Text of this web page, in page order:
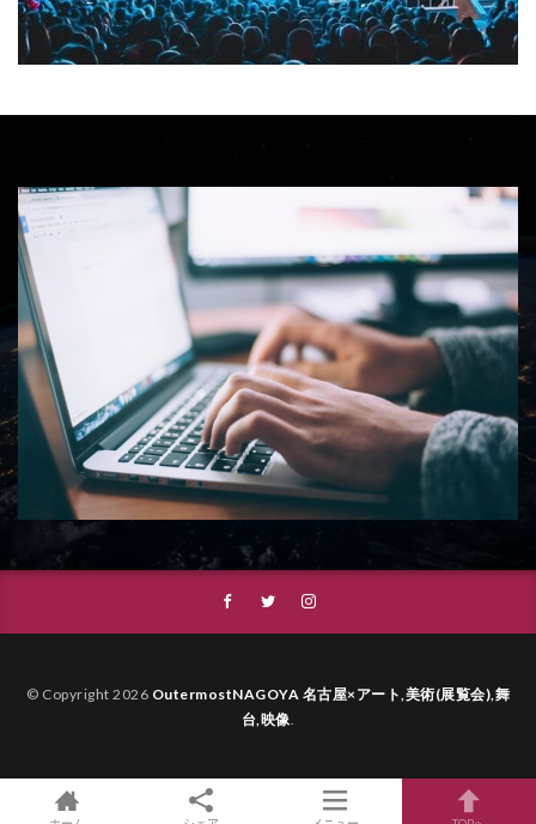
© Copyright 2026 OutermostNAGOYA 名古屋×アート,美術(展覧会),舞
台,映像